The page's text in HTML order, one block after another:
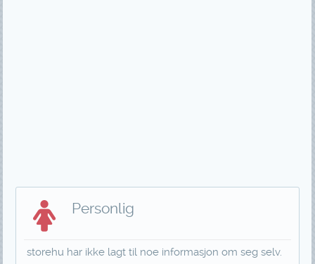
Personlig
storehu har ikke lagt til noe informasjon om seg selv.